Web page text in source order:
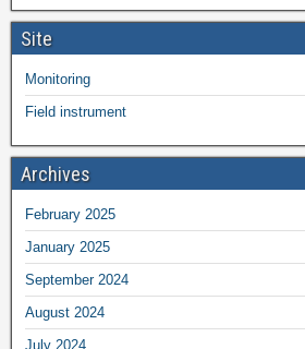
Site
Monitoring
Field instrument
Archives
February 2025
January 2025
September 2024
August 2024
July 2024